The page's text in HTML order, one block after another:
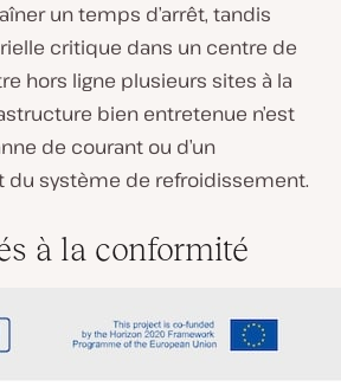
un temps d’arrêt, tandis
critique dans un centre de
hors ligne plusieurs sites à la
bien entretenue n’est
de courant ou d’un
système de refroidissement.
à la conformité